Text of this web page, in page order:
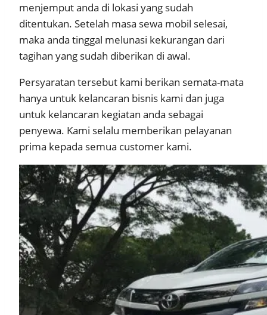
menjemput anda di lokasi yang sudah
ditentukan. Setelah masa sewa mobil selesai,
maka anda tinggal melunasi kekurangan dari
tagihan yang sudah diberikan di awal.
Persyaratan tersebut kami berikan semata-mata
hanya untuk kelancaran bisnis kami dan juga
untuk kelancaran kegiatan anda sebagai
penyewa. Kami selalu memberikan pelayanan
prima kepada semua customer kami.